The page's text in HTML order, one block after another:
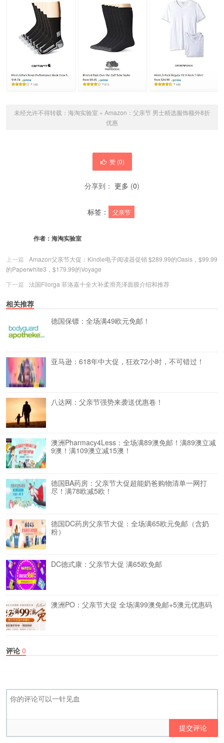
未经允许不得转载： 海淘实验室 » Amazon：父亲节 男士精选服饰额外8折
优惠
赞 (0)
分享到： 更多 (0)
标签： 父亲节
作者： 海淘实验室
上一篇
Amazon父亲节大促：Kindle电子阅读器促销 $289.99的Oasis，$99.99
的Paperwhite3，$179.99的Voyage
下一篇
法国Filorga 菲洛嘉十全大补柔滑亮泽面膜介绍和推荐
相关推荐
德国保镖：全场满49欧元免邮！
亚马逊：618年中大促，狂欢72小时，不可错过！
八达网：父亲节强势来袭送优惠卷！
澳洲Pharmacy4Less：全场满89澳免邮！满89澳立减
9澳！满109澳立减15澳！
德国BA药房：父亲节大促超能奶爸购物清单一网打
尽！满78欧减5欧！
德国DC药房父亲节大促：全场满65欧元免邮（含奶
粉）
DC德式康：父亲节大促 满65欧免邮
澳洲PO：父亲节大促 全场满99澳免邮+5澳元优惠码
评论 0
提交评论